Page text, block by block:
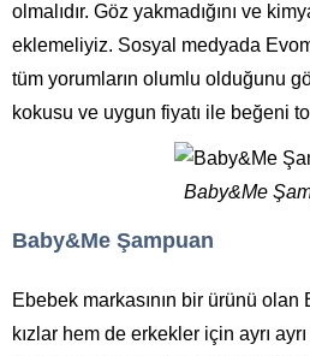
olmalıdır. Göz yakmadığını ve
eklemeliyiz. Sosyal medyada
tüm yorumların olumlu olduğunu
kokusu ve uygun fiyatı ile beğeni
Baby&Me
Baby&Me Şampuan
Ebebek markasının bir ürünü
kızlar hem de erkekler için ayrı